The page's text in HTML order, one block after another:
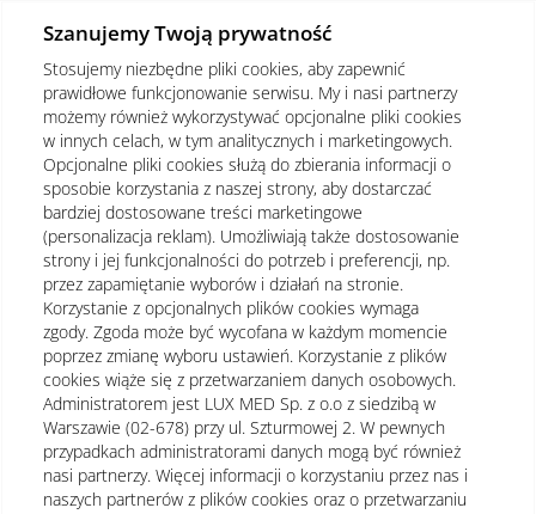
Polityka prywatności Notka prawna
Dane osobowe Mapa strony
Szanujemy Twoją prywatność
Stosujemy niezbędne pliki cookies, aby zapewnić
prawidłowe funkcjonowanie serwisu. My i nasi partnerzy
możemy również wykorzystywać opcjonalne pliki cookies
w innych celach, w tym analitycznych i marketingowych.
Opcjonalne pliki cookies służą do zbierania informacji o
sposobie korzystania z naszej strony, aby dostarczać
bardziej dostosowane treści marketingowe
(personalizacja reklam). Umożliwiają także dostosowanie
strony i jej funkcjonalności do potrzeb i preferencji, np.
przez zapamiętanie wyborów i działań na stronie.
Korzystanie z opcjonalnych plików cookies wymaga
zgody. Zgoda może być wycofana w każdym momencie
poprzez zmianę wyboru ustawień. Korzystanie z plików
cookies wiąże się z przetwarzaniem danych osobowych.
Administratorem jest LUX MED Sp. z o.o z siedzibą w
Warszawie (02-678) przy ul. Szturmowej 2. W pewnych
przypadkach administratorami danych mogą być również
nasi partnerzy. Więcej informacji o korzystaniu przez nas i
naszych partnerów z plików cookies oraz o przetwarzaniu